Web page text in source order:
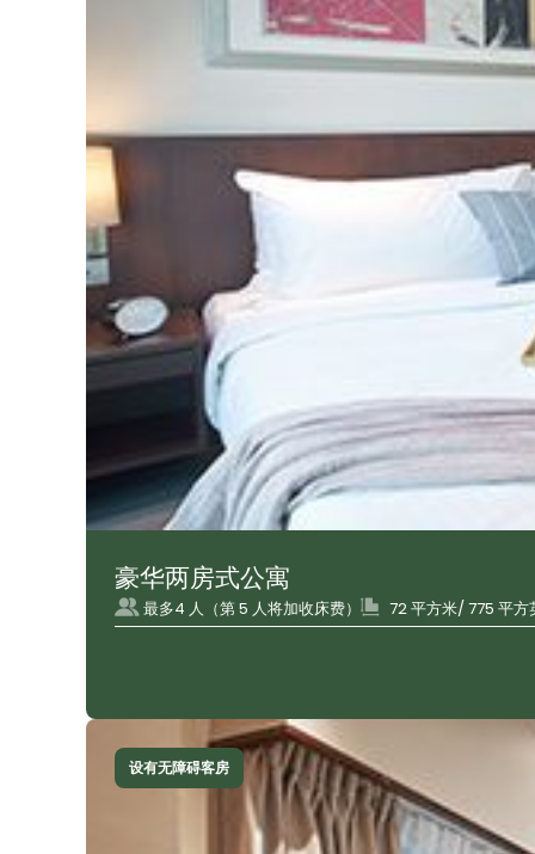
豪华两房式公寓
最多4 人（第 5 人将加收床费） 72 平方米/ 775 平方
设有无障碍客房